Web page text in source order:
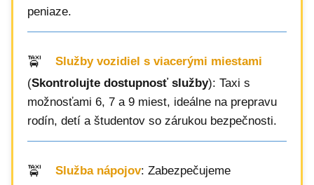
peniaze.
Služby vozidiel s viacerými miestami
(Skontrolujte dostupnosť služby): Taxi s
možnosťami 6, 7 a 9 miest, ideálne na prepravu
rodín, detí a študentov so zárukou bezpečnosti.
Služba nápojov: Zabezpečujeme